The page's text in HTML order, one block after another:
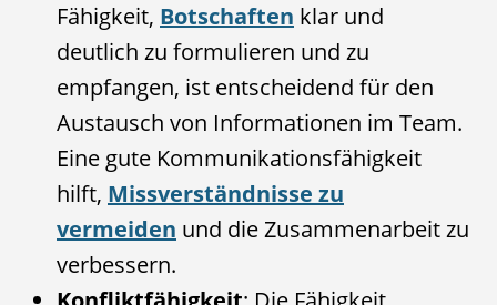
Fähigkeit, Botschaften klar und
deutlich zu formulieren und zu
empfangen, ist entscheidend für den
Austausch von Informationen im Team.
Eine gute Kommunikationsfähigkeit
hilft, Missverständnisse zu
vermeiden und die Zusammenarbeit zu
verbessern.